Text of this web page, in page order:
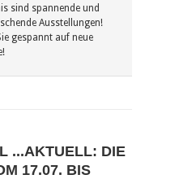
sind spannende und
Ausstellungen!
gespannt auf neue
...AKTUELL: DIE
17.07. BIS